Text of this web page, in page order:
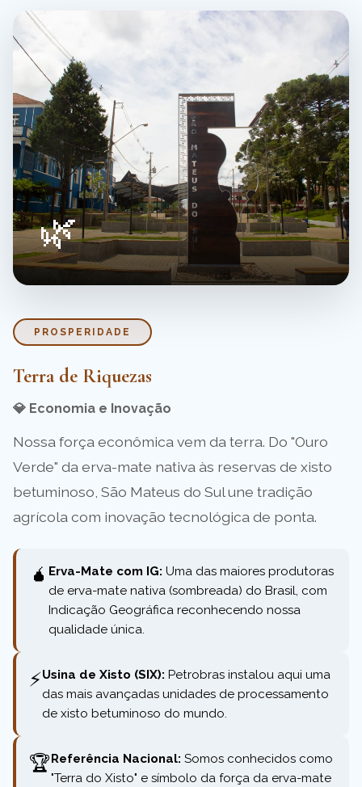
🌿
PROSPERIDADE
Terra de Riquezas
💎 Economia e Inovação
Nossa força econômica vem da terra. Do "Ouro
Verde" da erva-mate nativa às reservas de xisto
betuminoso, São Mateus do Sul une tradição
agrícola com inovação tecnológica de ponta.
🧉 Erva-Mate com IG: Uma das maiores produtoras
de erva-mate nativa (sombreada) do Brasil, com
Indicação Geográfica reconhecendo nossa
qualidade única.
⚡Usina de Xisto (SIX): Petrobras instalou aqui uma
das mais avançadas unidades de processamento
de xisto betuminoso do mundo.
🏆 Referência Nacional: Somos conhecidos como
"Terra do Xisto" e símbolo da força da erva-mate